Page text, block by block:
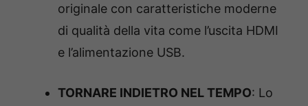
originale con caratteristiche moderne
di qualità della vita come l’uscita HDMI
e l’alimentazione USB.
TORNARE INDIETRO NEL TEMPO: Lo